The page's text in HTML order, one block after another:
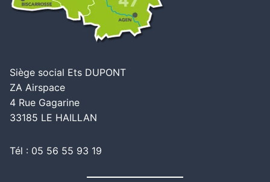
Siège social Ets DUPONT
ZA Airspace
4 Rue Gagarine
33185 LE HAILLAN
Tél : 05 56 55 93 19